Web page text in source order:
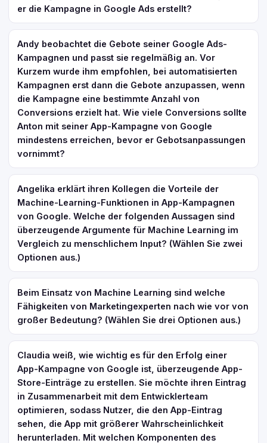
er die Kampagne in Google Ads erstellt?
Andy beobachtet die Gebote seiner Google Ads-
Kampagnen und passt sie regelmäßig an. Vor
Kurzem wurde ihm empfohlen, bei automatisierten
Kampagnen erst dann die Gebote anzupassen, wenn
die Kampagne eine bestimmte Anzahl von
Conversions erzielt hat. Wie viele Conversions sollte
Anton mit seiner App-Kampagne von Google
mindestens erreichen, bevor er Gebotsanpassungen
vornimmt?
Angelika erklärt ihren Kollegen die Vorteile der
Machine-Learning-Funktionen in App-Kampagnen
von Google. Welche der folgenden Aussagen sind
überzeugende Argumente für Machine Learning im
Vergleich zu menschlichem Input? (Wählen Sie zwei
Optionen aus.)
Beim Einsatz von Machine Learning sind welche
Fähigkeiten von Marketingexperten nach wie vor von
großer Bedeutung? (Wählen Sie drei Optionen aus.)
Claudia weiß, wie wichtig es für den Erfolg einer
App-Kampagne von Google ist, überzeugende App-
Store-Einträge zu erstellen. Sie möchte ihren Eintrag
in Zusammenarbeit mit dem Entwicklerteam
optimieren, sodass Nutzer, die den App-Eintrag
sehen, die App mit größerer Wahrscheinlichkeit
herunterladen. Mit welchen Komponenten des